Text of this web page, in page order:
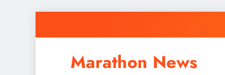
Marathon News